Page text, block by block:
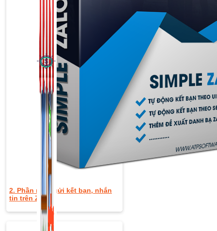
536 bài viết
Kiếm Tiền MMO
1,422 bài viết
2. Phần mềm gửi kết bạn, nhắn
tin trên Zalo